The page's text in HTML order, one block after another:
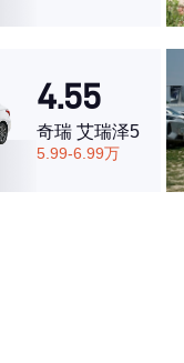
4.55
奇瑞 艾瑞泽5
5.99-6.99万